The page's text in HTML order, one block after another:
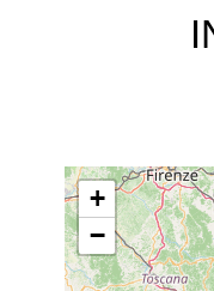
+
−